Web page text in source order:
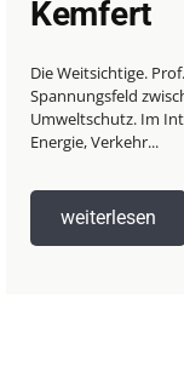
Kemfert
Die Weitsichtige.
Spannungsfeld
Umweltschutz. Im
Energie, Verkehr...
weiterlesen